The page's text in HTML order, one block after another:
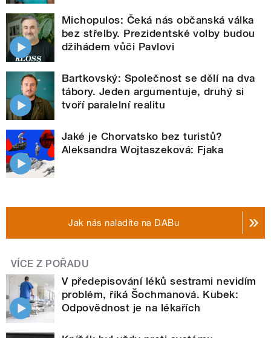
Michopulos: Čeká nás občanská válka
bez střelby. Prezidentské volby budou
džihádem vůči Pavlovi
Bartkovský: Společnost se dělí na dva
tábory. Jeden argumentuje, druhý si
tvoří paralelní realitu
Jaké je Chorvatsko bez turistů?
Aleksandra Wojtaszeková: Fjaka
Jak nás naladíte na DABu
VÍCE Z POŘADU
V předepisování léků sestrami nevidím
problém, říká Šochmanová. Kubek:
Odpovědnost je na lékařích